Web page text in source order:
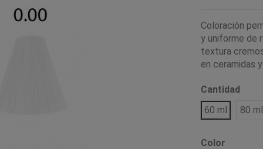
Coloración
y uniforme de
textura
en ceramidas
Cantidad
60 ml
80 ml
Color